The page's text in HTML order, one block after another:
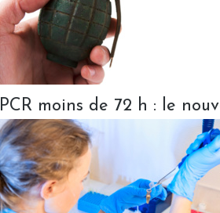
PCR moins de 72 h : le